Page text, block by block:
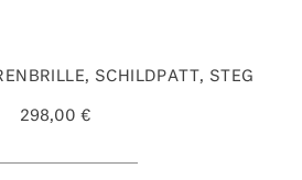
SCHILDPATT, STEG
298,00 €